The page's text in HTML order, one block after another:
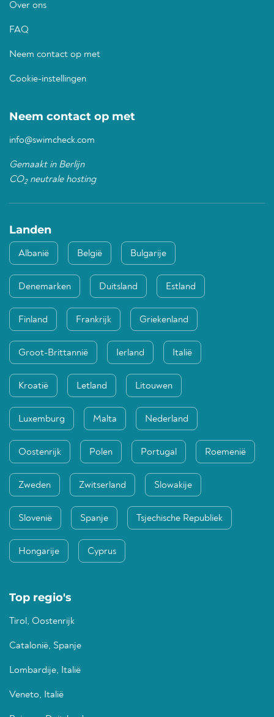
Over ons
FAQ
Neem contact op met
Cookie-instellingen
Neem contact op met
info@swimcheck.com
Gemaakt in Berlijn
CO2neutrale hosting
Landen
Albanië België Bulgarije
Denemarken Duitsland Estland
Finland Frankrijk Griekenland
Groot-Brittannië Ierland Italië
Kroatië Letland Litouwen
Luxemburg Malta Nederland
Oostenrijk Polen Portugal Roemenië
Zweden Zwitserland Slowakije
Slovenië Spanje Tsjechische Republiek
Hongarije Cyprus
Top regio's
Tirol, Oostenrijk
Catalonië, Spanje
Lombardije, Italië
Veneto, Italië